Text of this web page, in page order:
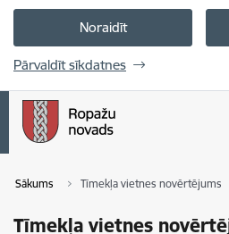
Noraidīt
Pārvaldīt sīkdatnes
Sākums Tīmekļa vietnes novērtējums
Tīmekļa vietnes